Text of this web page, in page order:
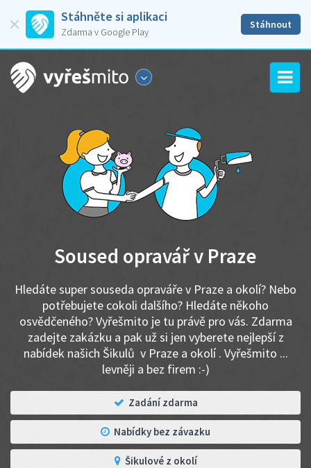
Stáhněte si aplikaci
Zdarma v Google Play
Stáhnout
Soused opravář v Praze
Hledáte super souseda opraváře v Praze a okolí? Nebo
potřebujete cokoli dalšího? Hledáte někoho
osvědčeného? Vyřešmito je tu právě pro vás. Zdarma
zadejte zakázku a pak už si jen vyberete nejlepší z
nabídek našich Šikulů v Praze a okolí . Vyřešmito ...
levněji a bez firem :-)
Zadání zdarma
Nabídky bez závazku
Šikulové z okolí